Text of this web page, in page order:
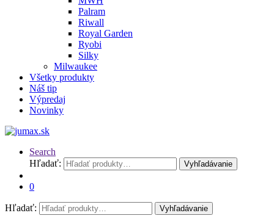
Palram
Riwall
Royal Garden
Ryobi
Silky
Milwaukee
Všetky produkty
Náš tip
Výpredaj
Novinky
Search
Hľadať:
Vyhľadávanie
0
Hľadať: Vyhľadávanie